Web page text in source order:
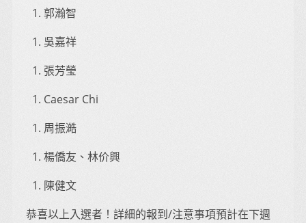
郭瀚智
吳嘉祥
張芳瑩
Caesar Chi
周振澔
楊僑友、林价興
陳健文
恭喜以上入選者！詳細的報到/注意事項預計在下週